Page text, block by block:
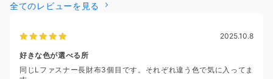
全てのレビューを見る
2025.10.8
好きな色が選べる所
同じLファスナー長財布3個目です。それぞれ違う色で気に入ってま